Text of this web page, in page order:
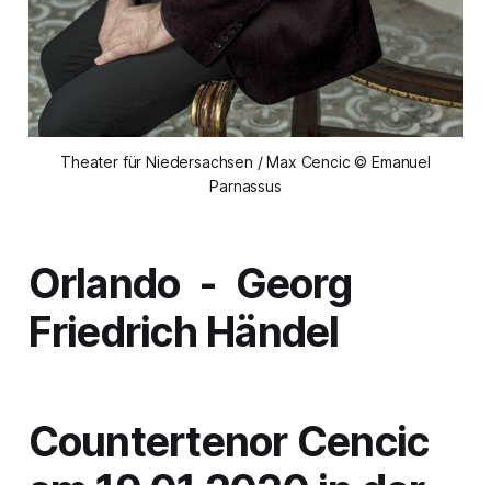
Theater für Niedersachsen / Max Cencic © Emanuel
Parnassus
Orlando - Georg
Friedrich Händel
Countertenor Cencic